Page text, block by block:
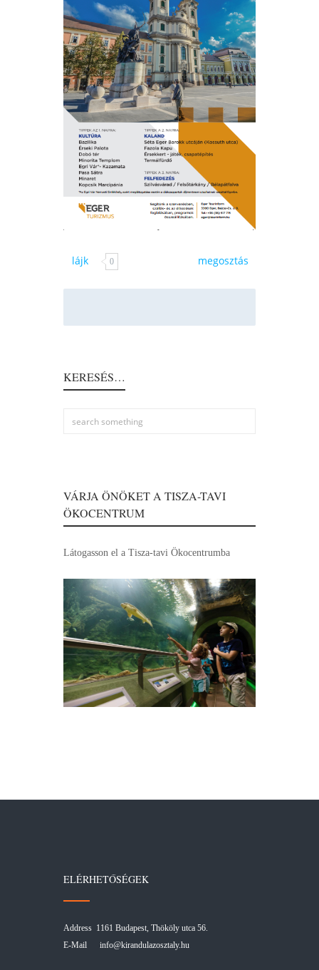
lájk 0 megosztás
KERESÉS…
VÁRJA ÖNÖKET A TISZA-TAVI
ÖKOCENTRUM
Látogasson el a Tisza-tavi Ökocentrumba
ELÉRHETŐSÉGEK
Address 1161 Budapest, Thököly utca 56.
E-Mail info@kirandulazosztaly.hu